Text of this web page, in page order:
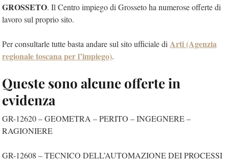
GROSSETO. Il Centro impiego di Grosseto ha numerose offerte di
lavoro sul proprio sito.
Per consultarle tutte basta andare sul sito ufficiale di Arti (Agenzia
regionale toscana per l’impiego).
Queste sono alcune offerte in
evidenza
GR-12620 – GEOMETRA – PERITO – INGEGNERE –
RAGIONIERE
GR-12608 – TECNICO DELL’AUTOMAZIONE DEI PROCESSI